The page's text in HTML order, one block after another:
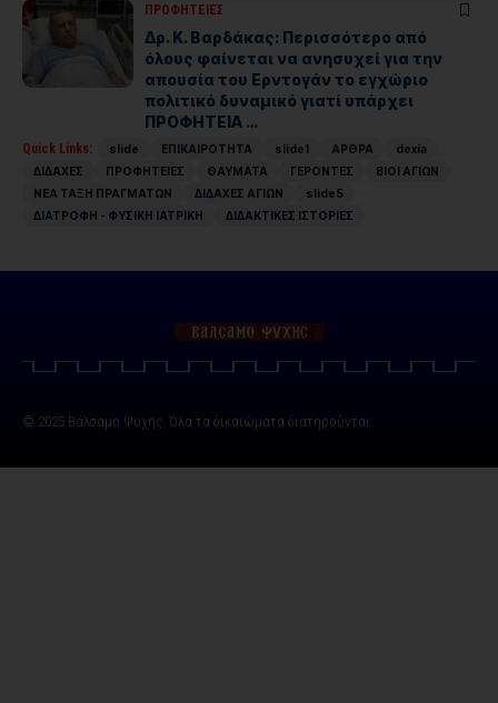
ΠΡΟΦΗΤΕΙΕΣ
Δρ. Κ. Βαρδάκας: Περισσότερο από
όλους φαίνεται να ανησυχεί για την
απουσία του Ερντογάν το εγχώριο
πολιτικό δυναμικό γιατί υπάρχει
ΠΡΟΦΗΤΕΙΑ …
Quick Links: slide ΕΠΙΚΑΙΡΟΤΗΤΑ slide1 ΑΡΘΡΑ
dexia
ΔΙΔΑΧΕΣ
ΠΡΟΦΗΤΕΙΕΣ ΘΑΥΜΑΤΑ ΓΕΡΟΝΤΕΣ
ΒΙΟΙ ΑΓΙΩΝ
ΝΕΑ ΤΑΞΗ ΠΡΑΓΜΑΤΩΝ
ΔΙΔΑΧΕΣ ΑΓΙΩΝ
slide5
ΔΙΑΤΡΟΦΗ - ΦΥΣΙΚΗ ΙΑΤΡΙΚΗ
ΔΙΔΑΚΤΙΚΕΣ ΙΣΤΟΡΙΕΣ
© 2025 Βάλσαμο Ψυχής. Όλα τα δικαιώματα διατηρούνται.